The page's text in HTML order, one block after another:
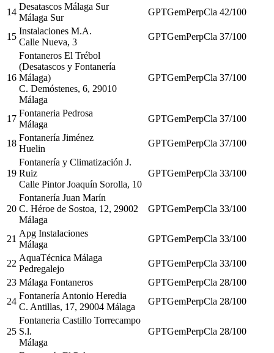
14
Desatascos Málaga Sur
Málaga Sur
GPTGemPerpCla 42/100
15
Instalaciones M.A.
Calle Nueva, 3
GPTGemPerpCla 37/100
16
Fontaneros El Trébol
(Desatascos y Fontanería
Málaga)
C. Demóstenes, 6, 29010
Málaga
GPTGemPerpCla 37/100
17
Fontaneria Pedrosa
Málaga
GPTGemPerpCla 37/100
18
Fontanería Jiménez
Huelin
GPTGemPerpCla 37/100
19
Fontanería y Climatización J.
Ruiz
Calle Pintor Joaquín Sorolla, 10
GPTGemPerpCla 33/100
20
Fontanería Juan Marín
C. Héroe de Sostoa, 12, 29002
Málaga
GPTGemPerpCla 33/100
21
Apg Instalaciones
Málaga
GPTGemPerpCla 33/100
22
AquaTécnica Málaga
Pedregalejo
GPTGemPerpCla 33/100
23 Málaga Fontaneros GPTGemPerpCla 28/100
24
Fontanería Antonio Heredia
C. Antillas, 17, 29004 Málaga
GPTGemPerpCla 28/100
25
Fontaneria Castillo Torrecampo
S.l.
Málaga
GPTGemPerpCla 28/100